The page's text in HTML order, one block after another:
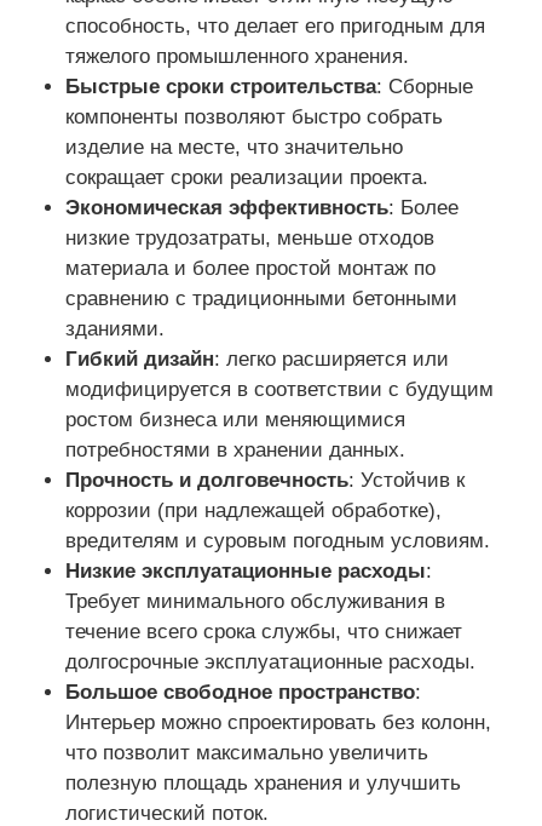
Продукция
О Компании
Наша фабрика
контроль качества
контактные данные
Отправить запрос
Дом из легкой стали
способность, что делает его пригодным для
тяжелого промышленного хранения.
Быстрые сроки строительства: Сборные
компоненты позволяют быстро собрать
изделие на месте, что значительно
сокращает сроки реализации проекта.
Экономическая эффективность: Более
низкие трудозатраты, меньше отходов
материала и более простой монтаж по
сравнению с традиционными бетонными
зданиями.
Гибкий дизайн: легко расширяется или
модифицируется в соответствии с будущим
ростом бизнеса или меняющимися
потребностями в хранении данных.
Прочность и долговечность: Устойчив к
коррозии (при надлежащей обработке),
вредителям и суровым погодным условиям.
Низкие эксплуатационные расходы:
Требует минимального обслуживания в
течение всего срока службы, что снижает
долгосрочные эксплуатационные расходы.
Большое свободное пространство:
Интерьер можно спроектировать без колонн,
что позволит максимально увеличить
полезную площадь хранения и улучшить
логистический поток.